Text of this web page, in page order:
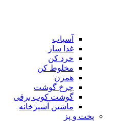
آسیاب
غذا ساز
خرد کن
مخلوط کن
همزن
چرخ گوشت
گوشت کوب برقی
ماشین آشپزخانه
پخت و پز